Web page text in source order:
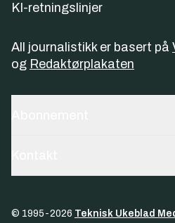
KI-retningslinjer
All journalistikk er basert på
og Redaktørplakaten
© 1995-2026 Teknisk Ukeblad